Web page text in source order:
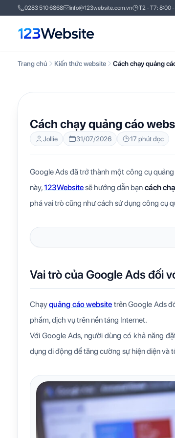
0283 510 6868 info@123website.com.vn T2 - T7: 8:00
Trang chủ Kiến thức website Cách chạy quảng
Cách chạy quảng cáo
Jollie 31/07/2026 17 phút đọc
Google Ads đã trở thành một công cụ
này,123Websitesẽ hướng dẫn bạn cách
phá vai trò cũng như cách sử dụng công cụ
Vai trò của Google Ads đối
Chạyquảng cáo website trên Google Ads
phẩm, dịch vụ trên nền tảng Internet.
Với Google Ads, người dùng có khả năng
dụng di động để tăng cường sự hiện diện và